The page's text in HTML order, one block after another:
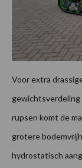
Voor extra
gewichtsverdeling
rupsen komt de
grotere
hydrostatisch